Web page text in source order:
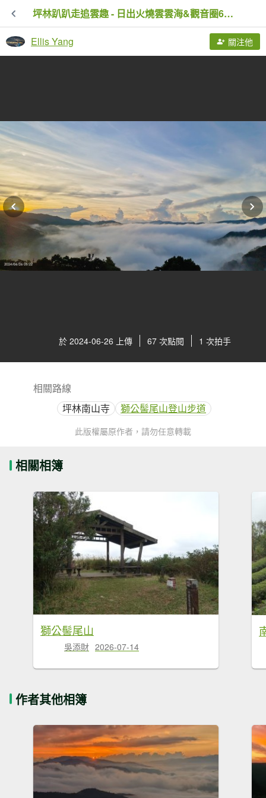
坪林趴趴走追雲趣 - 日出火燒雲雲海&觀音圈6/26 & 30
Ellis Yang 關注他
於 2024-06-26 上傳 67 次點閱 1 次拍手
相關路線
坪林南山寺
獅公髻尾山登山步道
此版權屬原作者，請勿任意轉載
相關相簿
獅公髻尾山
吳添財 2026-07-14
作者其他相簿